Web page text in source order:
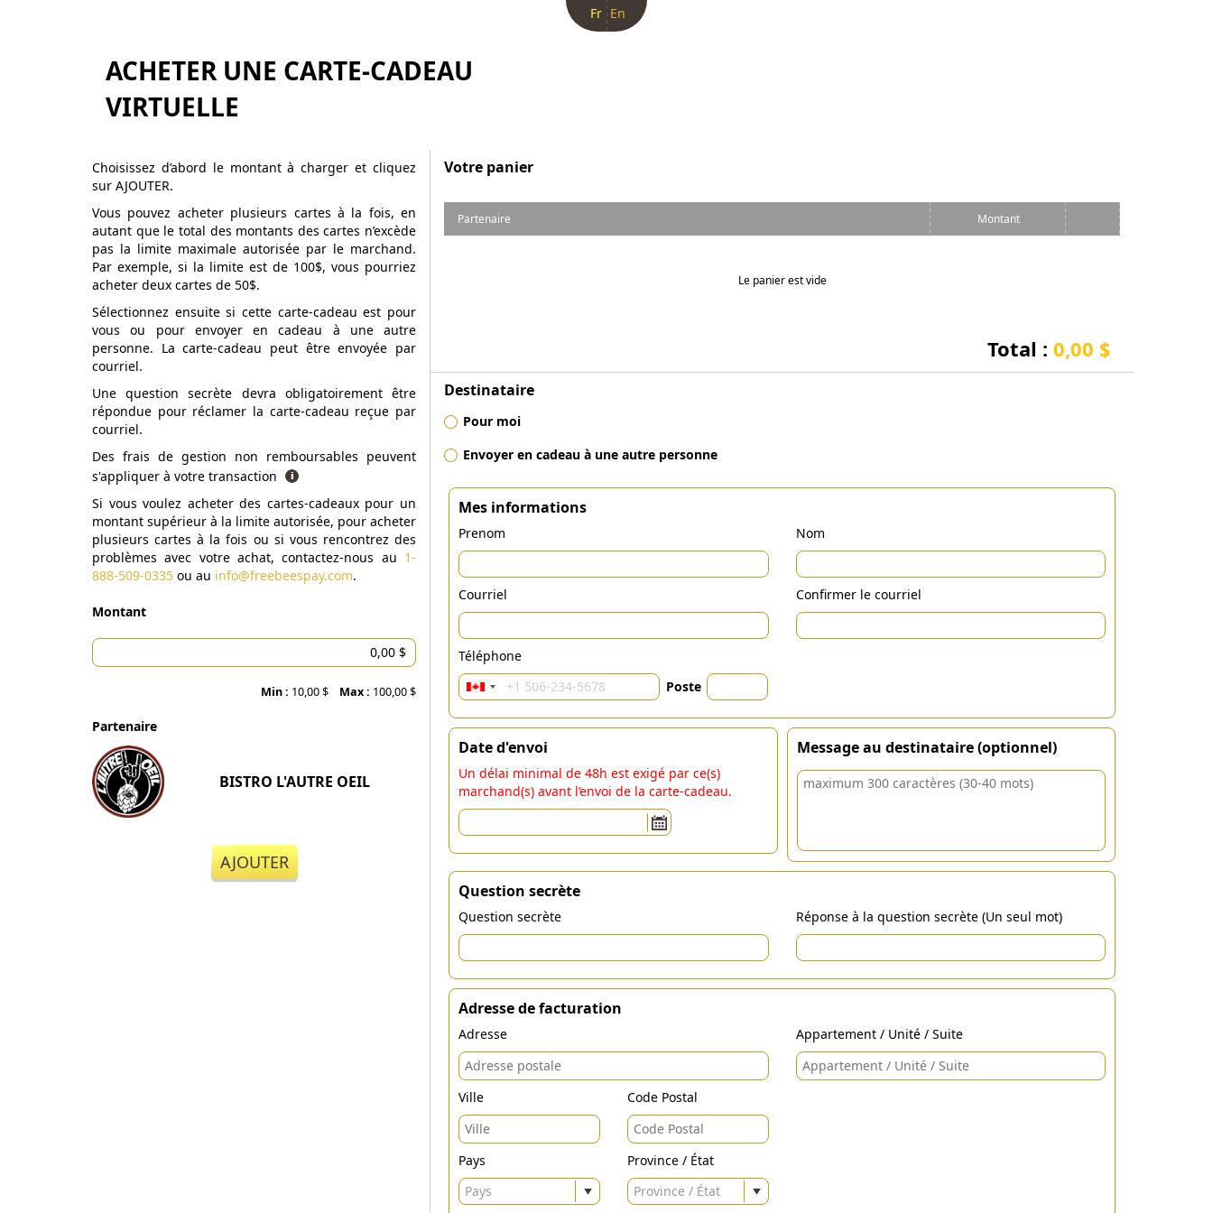
Fr En
ACHETER UNE CARTE-CADEAU
VIRTUELLE
Choisissez d’abord le montant à charger et cliquez
sur AJOUTER.
Vous pouvez acheter plusieurs cartes à la fois, en
autant que le total des montants des cartes n’excède
pas la limite maximale autorisée par le marchand.
Par exemple, si la limite est de 100$, vous pourriez
acheter deux cartes de 50$.
Sélectionnez ensuite si cette carte-cadeau est pour
vous ou pour envoyer en cadeau à une autre
personne. La carte-cadeau peut être envoyée par
courriel.
Une question secrète devra obligatoirement être
répondue pour réclamer la carte-cadeau reçue par
courriel.
Des frais de gestion non remboursables peuvent
s'appliquer à votre transaction
Si vous voulez acheter des cartes-cadeaux pour un
montant supérieur à la limite autorisée, pour acheter
plusieurs cartes à la fois ou si vous rencontrez des
problèmes avec votre achat, contactez-nous au 1-
888-509-0335 ou au info@freebeespay.com.
Montant
Min : 10,00 $ Max : 100,00 $
Partenaire
BISTRO L'AUTRE OEIL
AJOUTER
Votre panier
Partenaire Montant
Le panier est vide
Total : 0,00 $
Destinataire
Pour moi
Envoyer en cadeau à une autre personne
Mes informations
Prenom Nom
Courriel Confirmer le courriel
Téléphone
Poste
Date d'envoi
Un délai minimal de 48h est exigé par ce(s)
marchand(s) avant l’envoi de la carte-cadeau.
Message au destinataire (optionnel)
Question secrète
Question secrète Réponse à la question secrète (Un seul mot)
Adresse de facturation
Adresse Appartement / Unité / Suite
Ville Code Postal
Pays
Pays
Province / État
Province / État